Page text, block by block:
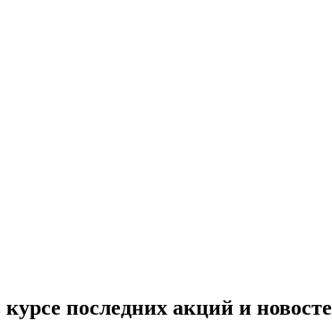
последних акций и